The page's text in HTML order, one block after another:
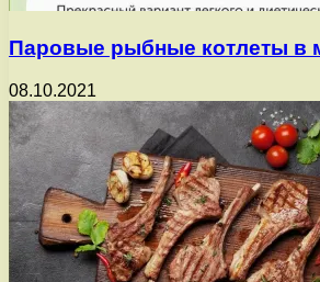
Паровые рыбные котлеты в
08.10.2021